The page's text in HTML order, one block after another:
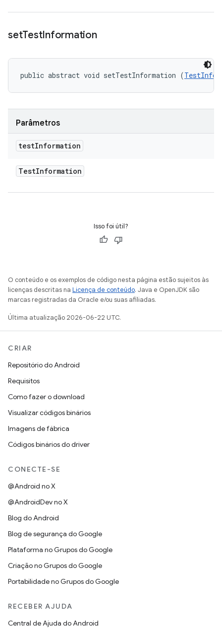
setTestInformation
public abstract void setTestInformation (
Parâmetros
testInformation
TestInformation
Isso foi útil?
O conteúdo e os exemplos de código nesta página estão sujeitos às
licenças descritas na Licença de conteúdo. Java e OpenJDK são
marcas registradas da Oracle e/ou suas afiliadas.
Última atualização 2026-06-22 UTC.
CRIAR
Repositório do Android
Requisitos
Como fazer o download
Visualizar códigos binários
Imagens de fábrica
Códigos binários do driver
CONECTE-SE
@Android no X
@AndroidDev no X
Blog do Android
Blog de segurança do Google
Plataforma no Grupos do Google
Criação no Grupos do Google
Portabilidade no Grupos do Google
RECEBER AJUDA
Central de Ajuda do Android